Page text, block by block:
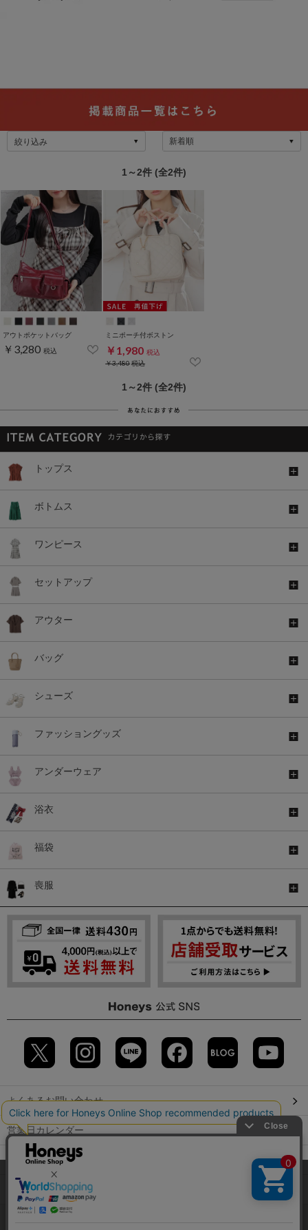
絞り込み
1～2件 (全2件)
アウトポケットバッグ
￥3,280 税込
ミニポーチ付ボストン
￥1,980 税込
￥3,480税込
1～2件 (全2件)
トップス
ボトムス
ワンピース
セットアップ
アウター
バッグ
シューズ
ファッショングッズ
アンダーウェア
浴衣
福袋
喪服
よくあるお問い合わせ
営業日カレンダー
店舗検索
GLOBAL GUIDE（海外からご利用のお客様）
当サイトでは、サイトの利便性向上のため、クッキー(Cookie)を使
用しています。詳しくは「
」をご覧くださ